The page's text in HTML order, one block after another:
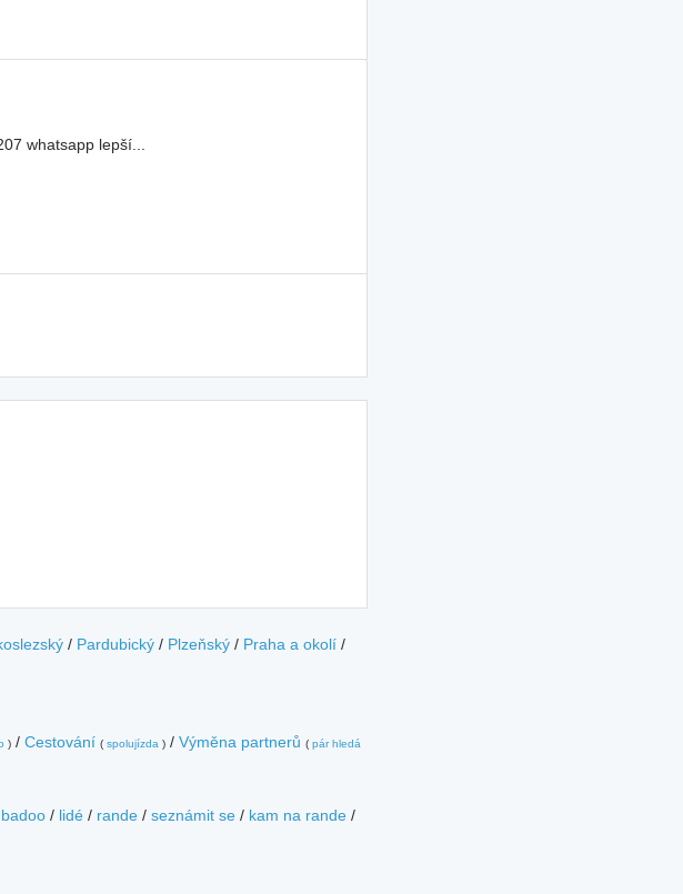
whatsapp lepší...
/ Pardubický / Plzeňský / Praha a okolí /
) / Cestování ( spolujízda ) / Výměna partnerů ( pár hledá
badoo / lidé / rande / seznámit se / kam na rande /